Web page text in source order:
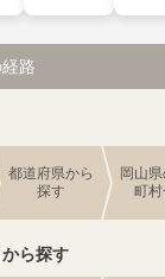
路
都道府県から
探す
岡山
町
ら探す